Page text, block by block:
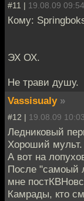
#11 | 19.08.09 09:54
Кому:
ЭХ ОХ.
Не трави душу.
Vassisualy »
#12 | 19.08.09 10:03
Ледниковый
Хороший мульт.
А вот на
После "самоый
мне
Камрады, кто